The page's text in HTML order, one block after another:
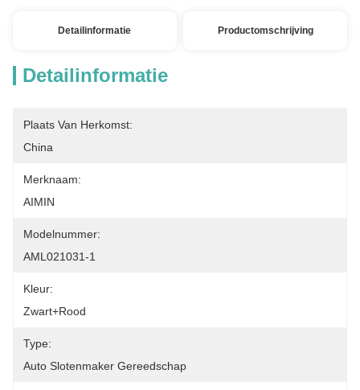
Detailinformatie Productomschrijving
Detailinformatie
Plaats Van Herkomst:
China
Merknaam:
AIMIN
Modelnummer:
AML021031-1
Kleur:
Zwart+rood
Type:
Auto Slotenmaker Gereedschap